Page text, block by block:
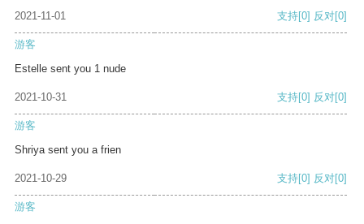
2021-11-01 支持[0] 反对[0]
游客
Estelle sent you 1 nude
2021-10-31 支持[0] 反对[0]
游客
Shriya sent you a frien
2021-10-29 支持[0] 反对[0]
游客